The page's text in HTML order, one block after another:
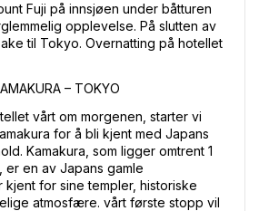
Fuji på innsjøen under båtturen
opplevelse. På slutten av
til Tokyo. Overnatting på hotellet
– TOKYO
vårt om morgenen, starter vi
for å bli kjent med Japans
Kamakura, som ligger omtrent 1
en av Japans gamle
for sine templer, historiske
atmosfære. vårt første stopp vil